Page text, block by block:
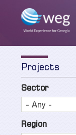
ENG / GEO
ჩვენ შესახებ
Projects
Sector
- Any -
Region